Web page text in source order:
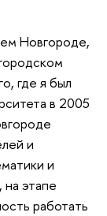
Новгороде,
где я был
в 2005
и
и
на этапе
работать